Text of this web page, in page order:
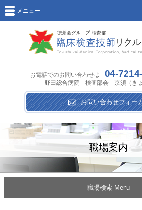
メニュー
お電話でのお問い合わせは 04-
野田総合病院 検査部会 京須（き
お問い合わせフォー
職場案内
職場検索 Menu